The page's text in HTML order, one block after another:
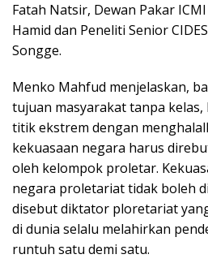
Fatah Natsir, Dewan Pakar
Hamid dan Peneliti Senior
Songge.
Menko Mahfud menjelaskan,
tujuan masyarakat tanpa kelas,
titik ekstrem dengan
kekuasaan negara harus
oleh kelompok proletar.
negara proletariat tidak boleh
disebut diktator ploretariat
di dunia selalu melahirkan
runtuh satu demi satu.